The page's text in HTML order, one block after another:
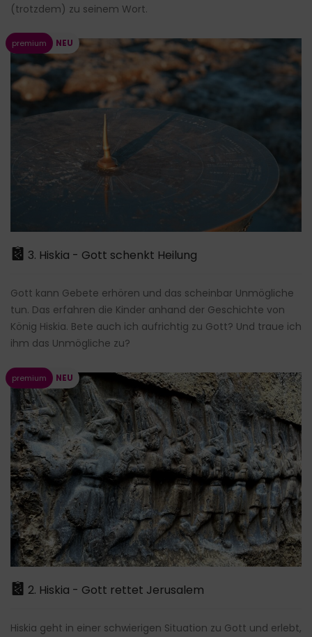
(trotzdem) zu seinem Wort.
3. Hiskia - Gott schenkt Heilung
Gott kann Gebete erhören und das scheinbar Unmögliche
tun. Das erfahren die Kinder anhand der Geschichte von
König Hiskia. Bete auch ich aufrichtig zu Gott? Und traue ich
ihm das Unmögliche zu?
2. Hiskia - Gott rettet Jerusalem
Hiskia geht in einer schwierigen Situation zu Gott und erlebt,